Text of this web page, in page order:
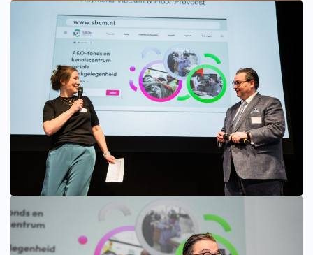
Bekijk afbeelding groter